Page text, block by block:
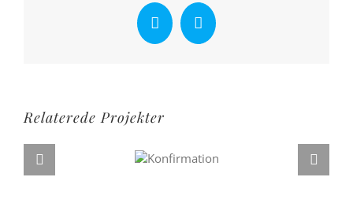
Facebook
X
Relaterede Projekter